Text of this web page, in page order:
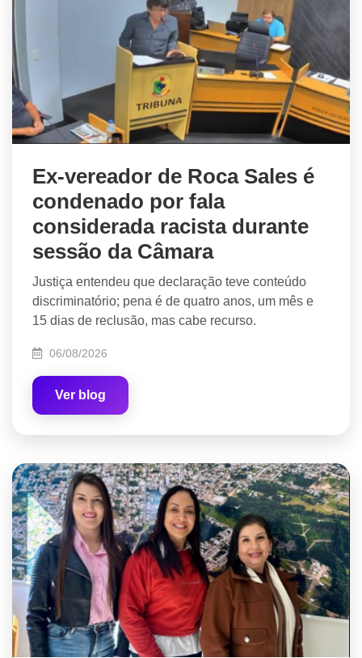
Ex-vereador de Roca Sales é
condenado por fala
considerada racista durante
sessão da Câmara
Justiça entendeu que declaração teve conteúdo
discriminatório; pena é de quatro anos, um mês e
15 dias de reclusão, mas cabe recurso.
06/08/2026
Ver blog